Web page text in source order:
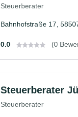
Steuerberater
Bahnhofstraße 17,
0.0 (0
Steuerberater
Steuerberater